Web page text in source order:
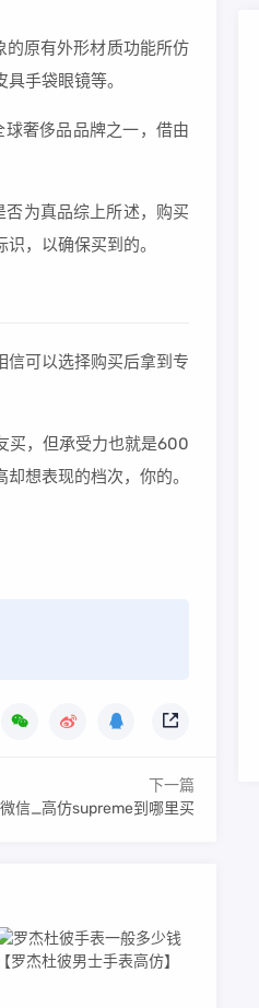
原有外形材质功能所仿
手袋眼镜等。
奢侈品品牌之一，借由
为真品综上所述，购买
，以确保买到的。
信可以选择购买后拿到专
买，但承受力也就是600
想表现的档次，你的。
下一篇
信_高仿supreme到哪里买